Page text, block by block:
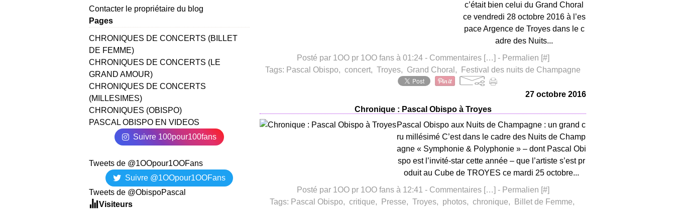
Contacter le propriétaire du blog
Pages
CHRONIQUES DE CONCERTS (BILLET
DE FEMME)
CHRONIQUES DE CONCERTS (LE
GRAND AMOUR)
CHRONIQUES DE CONCERTS
(MILLESIMES)
CHRONIQUES (OBISPO)
PASCAL OBISPO EN VIDEOS
Suivre 100pour100fans
Tweets de @1OOpour1OOFans
Suivre @1OOpour1OOFans
Tweets de @ObispoPascal
Visiteurs
c’était bien celui du Grand Choral
ce vendredi 28 octobre 2016 à l’es
pace Argence de Troyes dans le c
adre des Nuits...
Posté par 1OO pr 1OO fans à 01:24 - Commentaires […] - Permalien [#]
Tags: Pascal Obispo, concert, Troyes, Grand Choral , Festival des nuits de Champagne
27 octobre 2016
Chronique : Pascal Obispo à Troyes
Pascal Obispo aux Nuits de Champagne : un grand c
ru millésimé C’est dans le cadre des Nuits de Champ
agne « Symphonie & Polyphonie » – dont Pascal Obi
spo est l’invité-star cette année – que l’artiste s’est pr
oduit au Cube de TROYES ce mardi 25 octobre...
Posté par 1OO pr 1OO fans à 12:41 - Commentaires […] - Permalien [#]
Tags: Pascal Obispo, critique, Presse, Troyes, photos, chronique, Billet de Femme,